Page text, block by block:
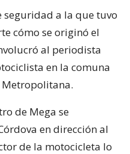
seguridad a la que tuvo
cómo se originó el
al periodista
en la comuna
Metropolitana.
de Mega se
en dirección al
de la motocicleta lo